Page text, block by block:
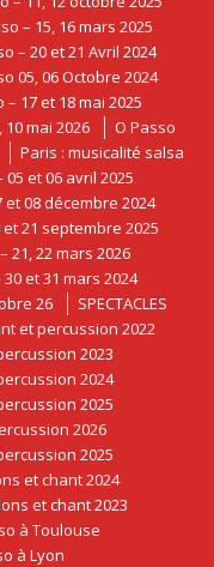
– 15, 16 mars 2025
– 20 et 21 Avril 2024
05, 06 Octobre 2024
17 et 18 mai 2025
mai 2026
O Passo
Paris : musicalité salsa
et 06 avril 2025
08 décembre 2024
21 septembre 2025
21, 22 mars 2026
et 31 mars 2024
26
SPECTACLES
et percussion 2022
2023
2024
2025
2026
2025
et chant 2024
et chant 2023
à Toulouse
à Lyon